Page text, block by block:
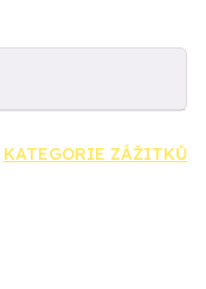
KATEGORIE ZÁŽITKŮ